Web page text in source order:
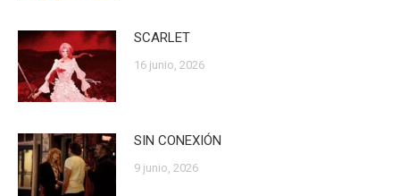
SCARLET
16 junio, 2026
SIN CONEXIÓN
9 junio, 2026